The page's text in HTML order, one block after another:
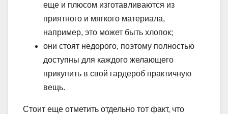
еще и плюсом изготавливаются из
приятного и мягкого материала,
например, это может быть хлопок;
они стоят недорого, поэтому полностью
доступны для каждого желающего
прикупить в свой гардероб практичную
вещь.
Стоит еще отметить отдельно тот факт, что